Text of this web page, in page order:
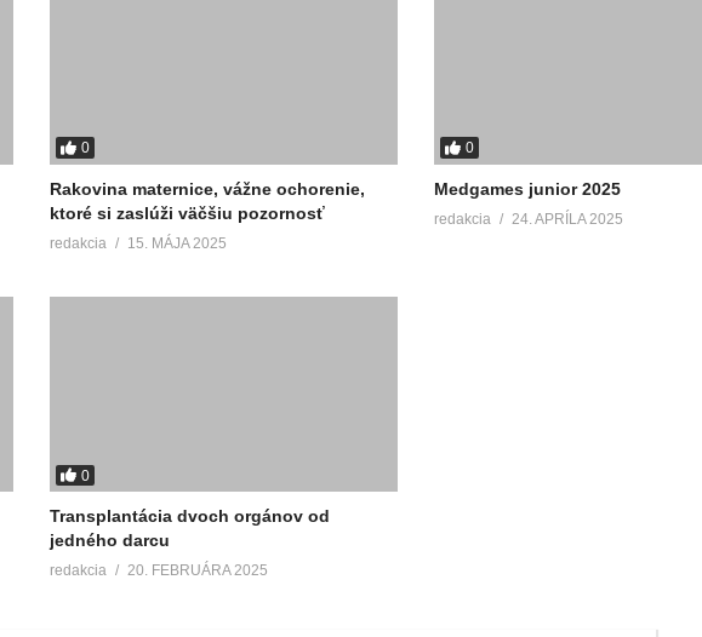
0
Rakovina maternice, vážne ochorenie,
ktoré si zaslúži väčšiu pozornosť
redakcia 15. MÁJA 2025
0
Medgames junior 2025
redakcia 24. APRÍLA 2025
0
Transplantácia dvoch orgánov od
jedného darcu
redakcia 20. FEBRUÁRA 2025